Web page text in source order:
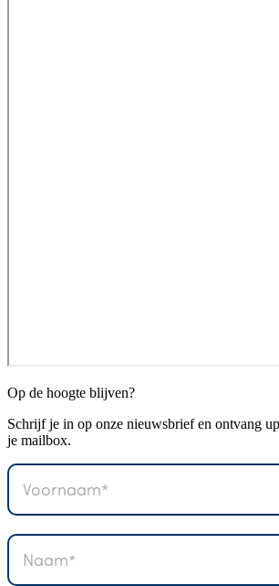
Op de hoogte blijven?
Schrijf je in op onze nieuwsbrief en ontvang
je mailbox.
NL
Nieuwsbrief